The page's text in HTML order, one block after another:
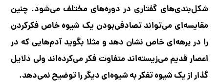
شکل‌بندی‌های گفتاری در دوره‌های مختلف می‌شود. چنین
مقایسه‌ای می‌تواند تصادفی‌بودن یک شیوه خاص فکر‌کردن
را در برهه‌ای خاص نشان دهد و مثلا بگوید آدم‌هایی که در
اعصار قدیم می‌زیسته‌اند متفاوت فکر می‌کرده‌اند ولی دلایل
گذار از یک شیوه تفکر به شیوه‌ای دیگر را توضیح نمی‌دهد.